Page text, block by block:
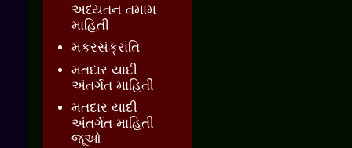
અધ્યતન તમામ
માહિતી
મકરસંક્રાંતિ
મતદાર યાદી
અંતર્ગત માહિતી
મતદાર યાદી
અંતર્ગત માહિતી
જૂઓ